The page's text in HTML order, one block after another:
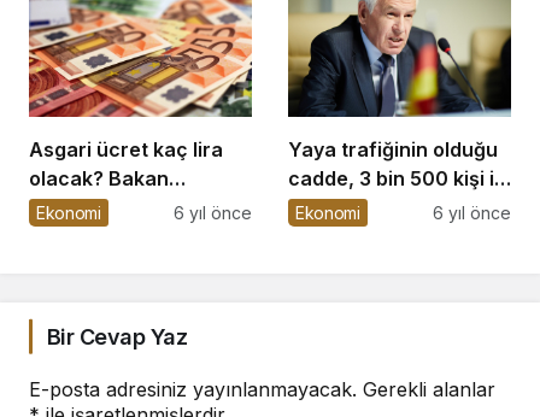
Asgari ücret kaç lira
olacak? Bakan
Selçuk’tan ilk açıklama
Ekonomi 6 yıl önce
Yaya trafiğinin olduğu
cadde, 3 bin 500 kişi ile
sınırlandırıldı
Ekonomi 6 yıl önce
Bir Cevap Yaz
E-posta adresiniz yayınlanmayacak. Gerekli alanlar